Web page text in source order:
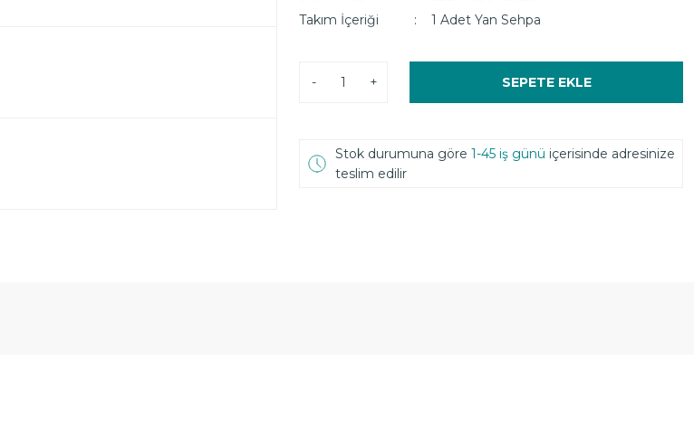
Takım İçeriği
1 Adet Yan Sehpa
- + SEPETE EKLE
Stok durumuna göre 1-45 iş günü içerisinde adresinize
teslim edilir